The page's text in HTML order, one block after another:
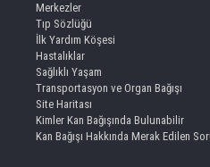
Merkezler
Tıp Sözlüğü
İlk Yardım Köşesi
Hastalıklar
Sağlıklı Yaşam
Transportasyon ve Organ Bağışı
Site Haritası
Kimler Kan Bağışında Bulunabilir
Kan Bağışı Hakkında Merak Edilen